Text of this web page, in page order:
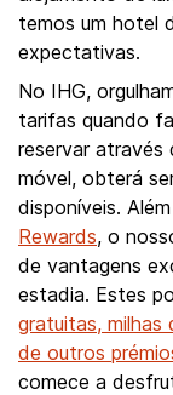
temos um hotel
expectativas.
No IHG,
tarifas quando
reservar
móvel, obterá
disponíveis.
Rewards, o
de vantagens
estadia. Estes
gratuitas, milhas
de outros
comece a